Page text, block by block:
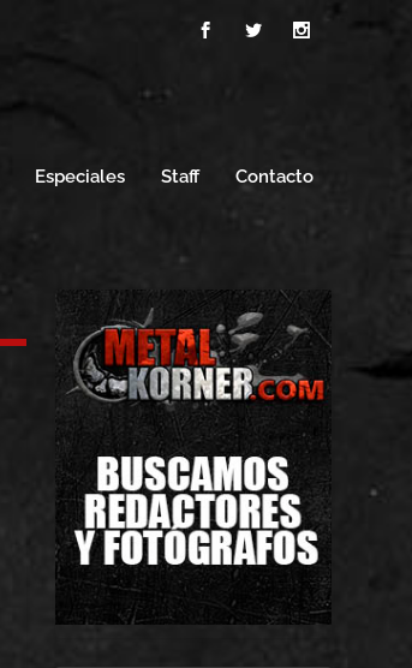
Especiales Staff Contacto